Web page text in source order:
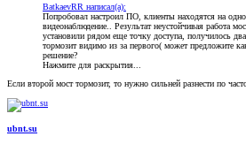
BatkaevRR написал(а):
Попробовал настроил ПО, клиенты находятся на
видеонаблюдение.. Результат неустойчивая работа
установили рядом еще точку доступа, получилось
тормозит видимо из за первого( может предложите
решение?
Нажмите для раскрытия...
Если второй мост тормозит, то нужно сильней разнести по
ubnt.su